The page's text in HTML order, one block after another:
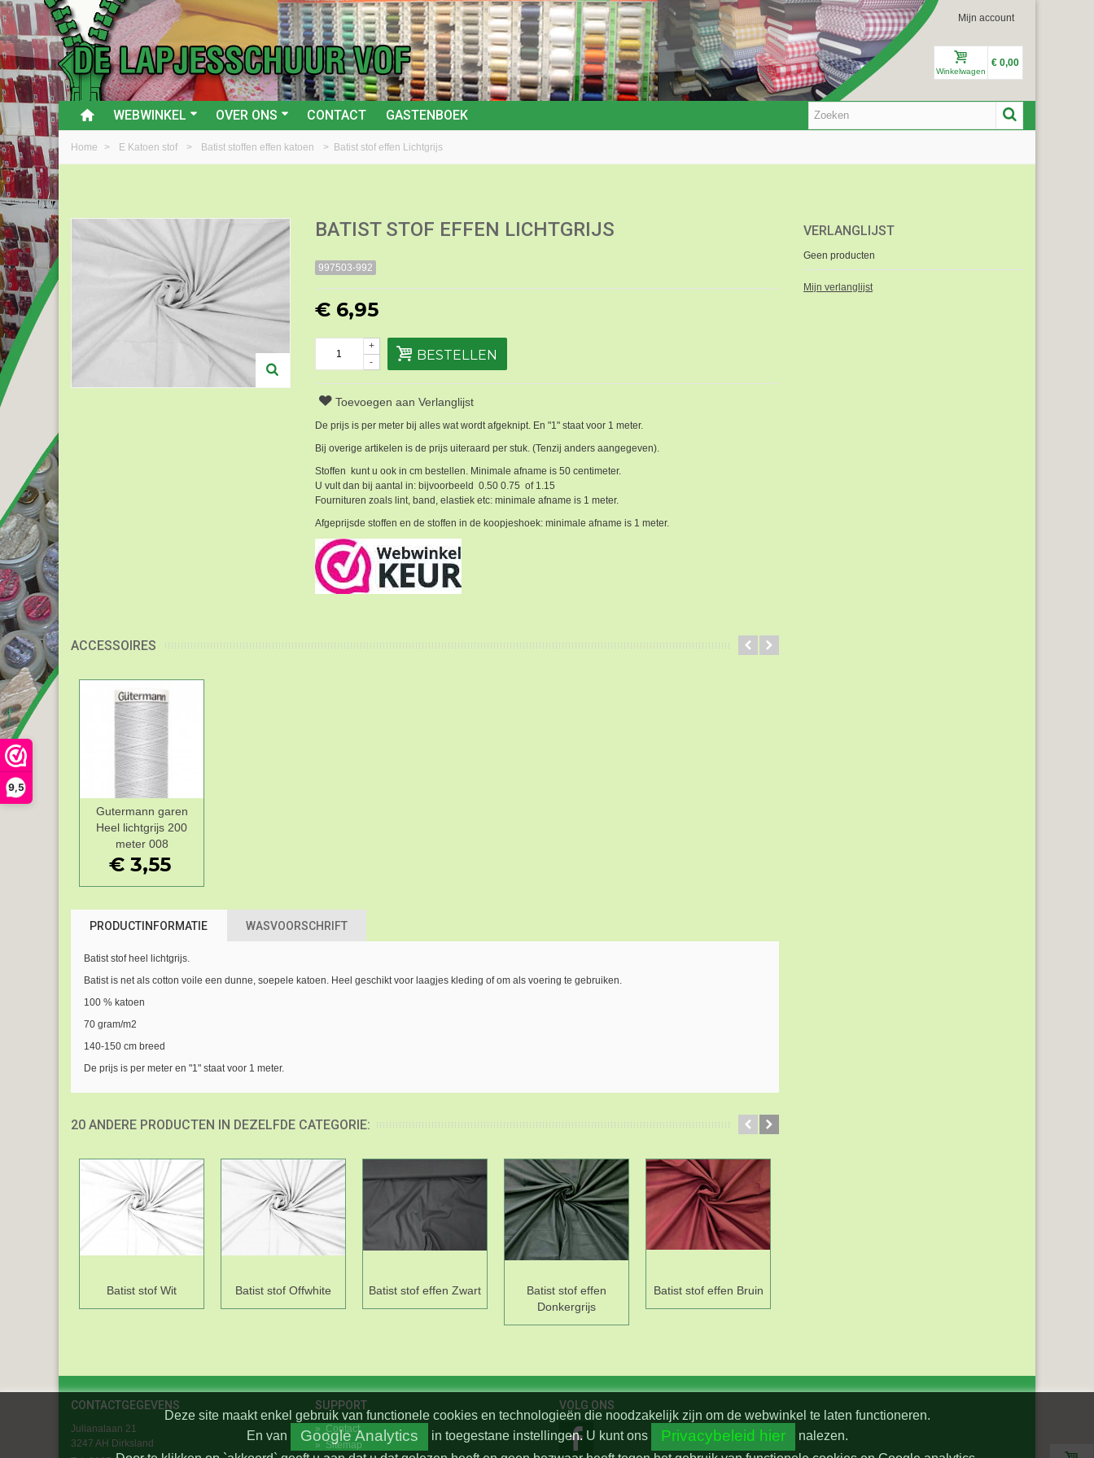
9,5
Mijn account
Winkelwagen
€ 0,00
WEBWINKEL OVER ONS CONTACT GASTENBOEK
Home > E Katoen stof > Batist stoffen effen katoen > Batist stof effen Lichtgrijs
BATIST STOF EFFEN LICHTGRIJS
997503-992
€ 6,95
-
+
BESTELLEN
Toevoegen aan Verlanglijst
De prijs is per meter bij alles wat wordt afgeknipt. En "1" staat voor 1 meter.
Bij overige artikelen is de prijs uiteraard per stuk. (Tenzij anders aangegeven).
Stoffen kunt u ook in cm bestellen. Minimale afname is 50 centimeter.
U vult dan bij aantal in: bijvoorbeeld 0.50 0.75 of 1.15
Fournituren zoals lint, band, elastiek etc: minimale afname is 1 meter.
Afgeprijsde stoffen en de stoffen in de koopjeshoek: minimale afname is 1 meter.
ACCESSOIRES
Add to Wishlist
Gutermann garen
Heel lichtgrijs 200
meter 008
€ 3,55
PRODUCTINFORMATIE WASVOORSCHRIFT
Batist stof heel lichtgrijs.
Batist is net als cotton voile een dunne, soepele katoen. Heel geschikt voor laagjes kleding of om als voering te gebruiken.
100 % katoen
70 gram/m2
140-150 cm breed
De prijs is per meter en "1" staat voor 1 meter.
20 ANDERE PRODUCTEN IN DEZELFDE CATEGORIE:
Batist stof Wit Batist stof Offwhite Batist stof effen Zwart
Batist stof effen
Donkergrijs
Batist stof effen Bruin
VERLANGLIJST
Geen producten
Mijn verlanglijst
CONTACTGEGEVENS
Julianalaan 21
3247 AH Dirksland
SUPPORT
» Contact
» Sitemap
VOLG ONS
Deze site maakt enkel gebruik van functionele cookies en technologieën die noodzakelijk zijn om de webwinkel te laten functioneren.
En van Google Analytics in toegestane instellingen. U kunt ons Privacybeleid hier
nalezen.